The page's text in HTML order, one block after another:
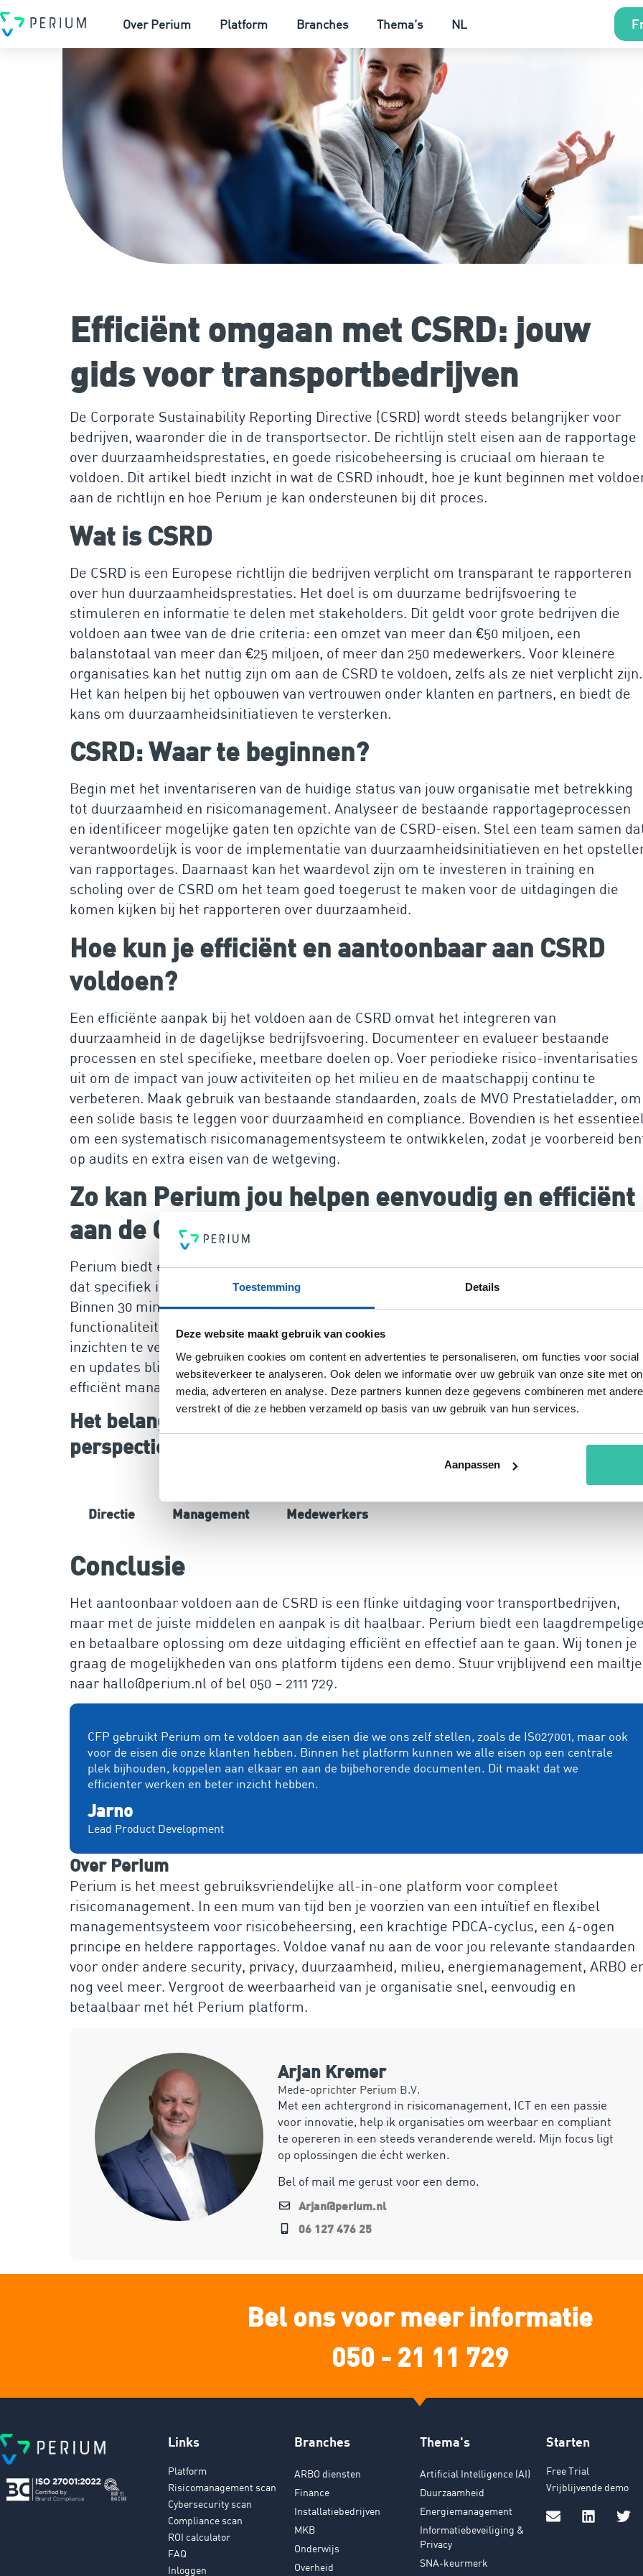
Toestemming Details
Deze website maakt gebruik van cookies
We gebruiken cookies om content en advertenties te personaliseren, om functies voor
websiteverkeer te analyseren. Ook delen we informatie over uw gebruik van onze site met
media, adverteren en analyse. Deze partners kunnen deze gegevens combineren met
verstrekt of die ze hebben verzameld op basis van uw gebruik van hun services.
Aanpassen
Over Perium Platform Branches Thema’s NL
Efficiënt omgaan met CSRD: jouw
gids voor transportbedrijven
De Corporate Sustainability Reporting Directive (CSRD) wordt steeds belangrijker voor
bedrijven, waaronder die in de transportsector. De richtlijn stelt eisen aan de rapportage
over duurzaamheidsprestaties, en goede risicobeheersing is cruciaal om hieraan te
voldoen. Dit artikel biedt inzicht in wat de CSRD inhoudt, hoe je kunt beginnen met
aan de richtlijn en hoe Perium je kan ondersteunen bij dit proces.
Wat is CSRD
De CSRD is een Europese richtlijn die bedrijven verplicht om transparant te rapporteren
over hun duurzaamheidsprestaties. Het doel is om duurzame bedrijfsvoering te
stimuleren en informatie te delen met stakeholders. Dit geldt voor grote bedrijven die
voldoen aan twee van de drie criteria: een omzet van meer dan €50 miljoen, een
balanstotaal van meer dan €25 miljoen, of meer dan 250 medewerkers. Voor kleinere
organisaties kan het nuttig zijn om aan de CSRD te voldoen, zelfs als ze niet verplicht zijn.
Het kan helpen bij het opbouwen van vertrouwen onder klanten en partners, en biedt de
kans om duurzaamheidsinitiatieven te versterken.
CSRD: Waar te beginnen?
Begin met het inventariseren van de huidige status van jouw organisatie met betrekking
tot duurzaamheid en risicomanagement. Analyseer de bestaande rapportageprocessen
en identificeer mogelijke gaten ten opzichte van de CSRD-eisen. Stel een team samen
verantwoordelijk is voor de implementatie van duurzaamheidsinitiatieven en het
van rapportages. Daarnaast kan het waardevol zijn om te investeren in training en
scholing over de CSRD om het team goed toegerust te maken voor de uitdagingen die
komen kijken bij het rapporteren over duurzaamheid.
Hoe kun je efficiënt en aantoonbaar aan CSRD
voldoen?
Een efficiënte aanpak bij het voldoen aan de CSRD omvat het integreren van
duurzaamheid in de dagelijkse bedrijfsvoering. Documenteer en evalueer bestaande
processen en stel specifieke, meetbare doelen op. Voer periodieke risico-inventarisaties
uit om de impact van jouw activiteiten op het milieu en de maatschappij continu te
verbeteren. Maak gebruik van bestaande standaarden, zoals de MVO Prestatieladder, om
een solide basis te leggen voor duurzaamheid en compliance. Bovendien is het
om een systematisch risicomanagementsysteem te ontwikkelen, zodat je voorbereid
op audits en extra eisen van de wetgeving.
Zo kan Perium jou helpen eenvoudig en efficiënt
aan de CSRD te voldoen
Perium biedt een gebruiksvriendelijk en laagdrempelig platform voor risicomanagement,
dat specifiek is ontworpen om bedrijven te ondersteunen bij het voldoen aan de CSRD.
Binnen 30 minuten kun je operationeel zijn en heb je direct toegang tot alle benodigde
functionaliteiten. Geen gecompliceerde consultancy nodig; ons platform helpt je om
inzichten te verkrijgen in je risico’s en beheersmaatregelen. Door real-time rapportages
en updates blijf je altijd compliant, en kun je het risicomanagementproces simpel en
efficiënt managen.
Het belang van risicomanagement vanuit verschillende
perspectieven
Directie Management Medewerkers
Conclusie
Het aantoonbaar voldoen aan de CSRD is een flinke uitdaging voor transportbedrijven,
maar met de juiste middelen en aanpak is dit haalbaar. Perium biedt een
en betaalbare oplossing om deze uitdaging efficiënt en effectief aan te gaan. Wij tonen je
graag de mogelijkheden van ons platform tijdens een demo. Stuur vrijblijvend een mailtje
naar hallo@perium.nl of bel 050 – 2111 729.
CFP gebruikt Perium om te voldoen aan de eisen die we ons zelf stellen, zoals de IS027001, maar ook
voor de eisen die onze klanten hebben. Binnen het platform kunnen we alle eisen op een centrale
plek bijhouden, koppelen aan elkaar en aan de bijbehorende documenten. Dit maakt dat we
efficienter werken en beter inzicht hebben.
Jarno
Lead Product Development
Over Perium
Perium is het meest gebruiksvriendelijke all-in-one platform voor compleet
risicomanagement. In een mum van tijd ben je voorzien van een intuïtief en flexibel
managementsysteem voor risicobeheersing, een krachtige PDCA-cyclus, een 4-ogen
principe en heldere rapportages. Voldoe vanaf nu aan de voor jou relevante standaarden
voor onder andere security, privacy, duurzaamheid, milieu, energiemanagement, ARBO
nog veel meer. Vergroot de weerbaarheid van je organisatie snel, eenvoudig en
betaalbaar met hét Perium platform.
Arjan Kremer
Mede-oprichter Perium B.V.
Met een achtergrond in risicomanagement, ICT en een passie
voor innovatie, help ik organisaties om weerbaar en compliant
te opereren in een steeds veranderende wereld. Mijn focus ligt
op oplossingen die écht werken.
Bel of mail me gerust voor een demo.
Arjan@perium.nl
06 127 476 25
Bel ons voor meer informatie
050 - 21 11 729
Links
Platform
Risicomanagement scan
Cybersecurity scan
Compliance scan
ROI calculator
FAQ
Inloggen
Branches
ARBO diensten
Finance
Installatiebedrijven
MKB
Onderwijs
Overheid
Thema's
Artificial Intelligence (AI)
Duurzaamheid
Energiemanagement
Informatiebeveiliging &
Privacy
SNA-keurmerk
Starten
Free Trial
Vrijblijvende demo